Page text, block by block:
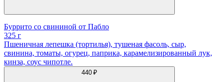
Буррито со свининой от Пабло
325 г
Пшеничная лепешка (тортилья), тушеная фасоль, сыр,
свинина, томаты, огурец, паприка, карамелизированный лук,
кинза, соус чипотле.
440 ₽